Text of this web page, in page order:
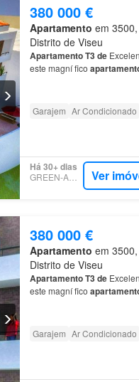
380 000 €
Apartamento em
Distrito de Viseu
ApartamentoT3de
este magní fico
Garajem Ar Condicionado
Há 30+ dias
GREEN-ACRES Ver
380 000 €
Apartamento em
Distrito de Viseu
ApartamentoT3de
este magní fico
Garajem Ar Condicionado